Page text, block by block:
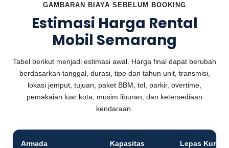
GAMBARAN BIAYA SEBELUM BOOKING
Estimasi Harga Rental
Mobil Semarang
Tabel berikut menjadi estimasi awal. Harga final dapat berubah
berdasarkan tanggal, durasi, tipe dan tahun unit, transmisi,
lokasi jemput, tujuan, paket BBM, tol, parkir, overtime,
pemakaian luar kota, musim liburan, dan ketersediaan
kendaraan.
Armada
Kapasitas
Lepas Kunci